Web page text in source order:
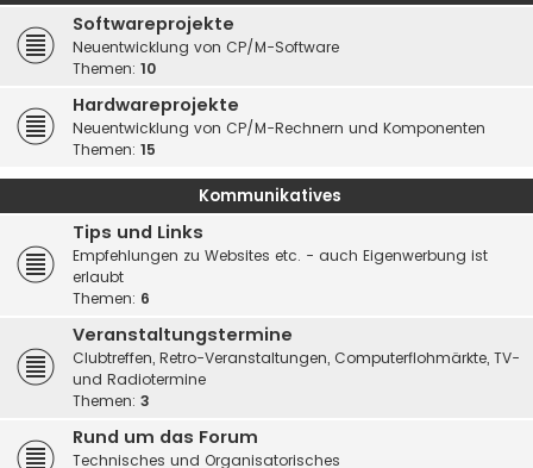
Softwareprojekte
Neuentwicklung von CP/M-Software
Themen: 10
Hardwareprojekte
Neuentwicklung von CP/M-Rechnern und Komponenten
Themen: 15
Kommunikatives
Tips und Links
Empfehlungen zu Websites etc. - auch Eigenwerbung ist
erlaubt
Themen: 6
Veranstaltungstermine
Clubtreffen, Retro-Veranstaltungen, Computerflohmärkte, TV-
und Radiotermine
Themen: 3
Rund um das Forum
Technisches und Organisatorisches